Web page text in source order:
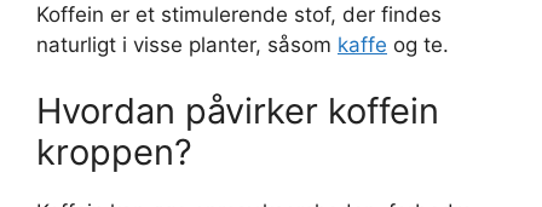
Koffein er et stimulerende stof, der findes
naturligt i visse planter, såsom kaffe og te.
Hvordan påvirker koffein
kroppen?